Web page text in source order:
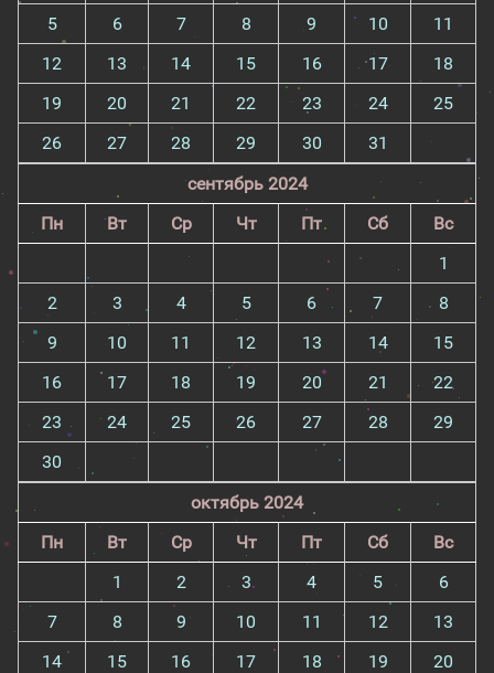
5
6 7 8 9 10
11
12
13 14 15 16 17
18
19
20 21 22 23 24
25
26
27 28 29 30
31
сентябрь 2024
Пн
Вт Ср Чт Пт Сб
Вс
1
2
3 4 5 6 7
8
9
10 11 12 13 14
15
16
17 18 19 20 21
22
23
24 25 26 27 28
29
30
октябрь 2024
Пн
Вт Ср Чт Пт Сб
Вс
1
2 3 4 5
6
7
8 9 10 11 12
13
14
15 16 17 18 19
20